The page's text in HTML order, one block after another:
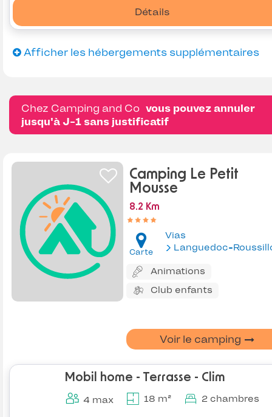
Détails
Afficher les hébergements supplémentaires
Chez Camping and Co vous pouvez annuler
jusqu'à J-1 sans justificatif
Camping Le Petit
Mousse
8.2 Km
Carte
Vias
Languedoc-
Animations
Club enfants
Voir le camping
Mobil home - Terrasse - Clim
4 max 18 m² 2 chambres